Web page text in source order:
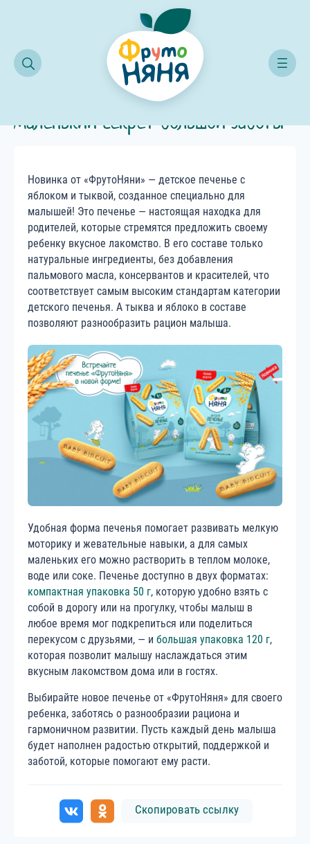
печенье от «ФрутоНяни» — маленький секрет большой заботы
Новое печенье от «ФрутоНяни» —
маленький секрет большой заботы
Новинка от «ФрутоНяни» — детское печенье с
яблоком и тыквой, созданное специально для
малышей! Это печенье — настоящая находка для
родителей, которые стремятся предложить своему
ребенку вкусное лакомство. В его составе только
натуральные ингредиенты, без добавления
пальмового масла, консервантов и красителей, что
соответствует самым высоким стандартам категории
детского печенья. А тыква и яблоко в составе
позволяют разнообразить рацион малыша.
Удобная форма печенья помогает развивать мелкую
моторику и жевательные навыки, а для самых
маленьких его можно растворить в теплом молоке,
воде или соке. Печенье доступно в двух форматах:
компактная упаковка 50 г, которую удобно взять с
собой в дорогу или на прогулку, чтобы малыш в
любое время мог подкрепиться или поделиться
перекусом с друзьями, — и большая упаковка 120 г,
которая позволит малышу наслаждаться этим
вкусным лакомством дома или в гостях.
Выбирайте новое печенье от «ФрутоНяня» для своего
ребенка, заботясь о разнообразии рациона и
гармоничном развитии. Пусть каждый день малыша
будет наполнен радостью открытий, поддержкой и
заботой, которые помогают ему расти.
Скопировать ссылку